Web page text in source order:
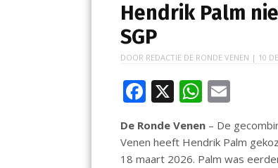
Hendrik Palm
SGP
DOOR REDACTIE DE RONDE VENEN | 10
F
ac
e
b
X W
h
at
s
ai
l
De Ronde Venen – De
Venen heeft Hendrik Palm
18 maart 2026. Palm was